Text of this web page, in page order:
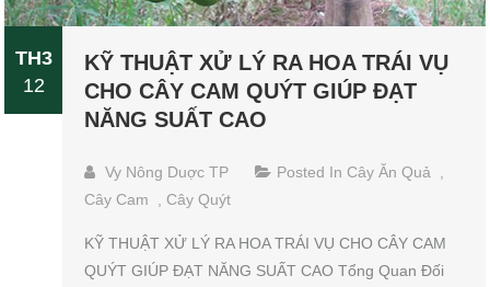
TH3
12
KỸ THUẬT XỬ LÝ RA HOA TRÁI VỤ
CHO CÂY CAM QUÝT GIÚP ĐẠT
NĂNG SUẤT CAO
Vy Nông Duợc TP Posted In Cây Ăn Quả
Cây Cam
Cây Quýt
KỸ THUẬT XỬ LÝ RA HOA TRÁI VỤ CHO CÂY CAM
QUÝT GIÚP ĐẠT NĂNG SUẤT CAO Tổng Quan Đối